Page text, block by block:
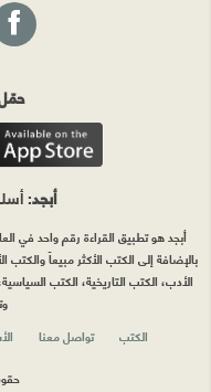
أبجد:
أبجد هو تطبيق القراءة رقم واحد في
بالإضافة إلى الكتب الأكثر مبيعاً
الأدب، الكتب التاريخية، الكتب
الكتب
تواصل معنا